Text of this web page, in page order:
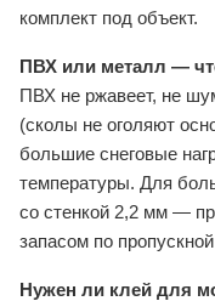
комплект под объект.
ПВХ или металл —
ПВХ не ржавеет, не
(сколы не оголяют
большие снеговые
температуры. Для
со стенкой 2,2 мм —
запасом по
Нужен ли клей для